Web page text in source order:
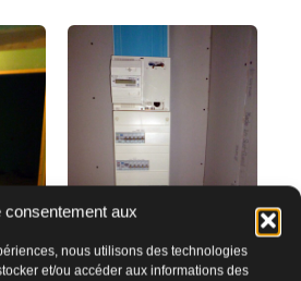
consentement aux
nous utilisons des technologies
et/ou accéder aux informations des